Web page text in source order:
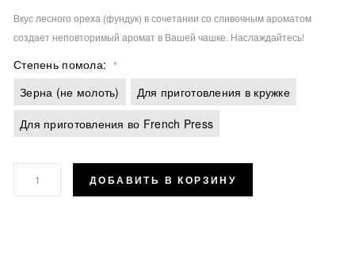
Вкус лесного ореха (фундук) в сочетании со сливочным ароматом
создает неповторимый аромат в Вашей чашке. Наслаждайтесь!
Степень помола
Зерна (не молоть)
Для приготовления в кружке
Для приготовления во French Press
ДОБАВИТЬ В КОРЗИНУ